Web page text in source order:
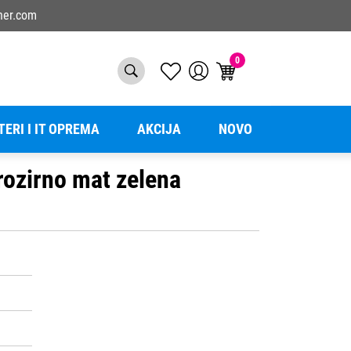
0
I IT OPREMA AKCIJA NOVO
mat zelena